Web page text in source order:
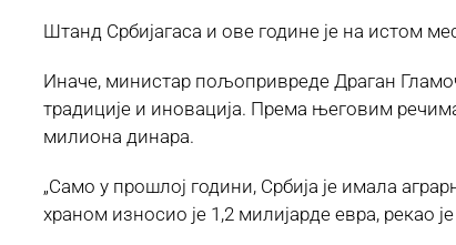
Штанд Србијагаса и ове године је на истом
Иначе, министар пољопривреде Драган
традиције и иновација. Према његовим
милиона динара.
„Само у прошлој години, Србија је имала
храном износио је 1,2 милијарде евра, рекао